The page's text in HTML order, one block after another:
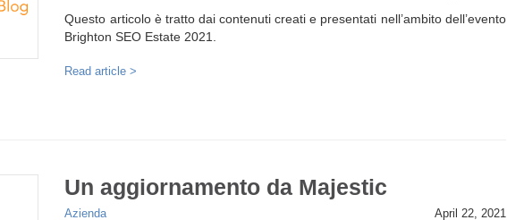
Questo articolo è tratto dai contenuti creati e presentati nell’ambito dell’evento
Brighton SEO Estate 2021.
Read article >
Un aggiornamento da Majestic
Azienda April 22, 2021